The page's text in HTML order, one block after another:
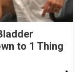
to 1 Thing